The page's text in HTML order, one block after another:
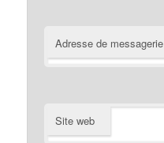
Adresse de messagerie
Site web